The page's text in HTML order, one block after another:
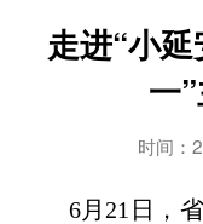
走进“小
一
时间：
6月 21 日，